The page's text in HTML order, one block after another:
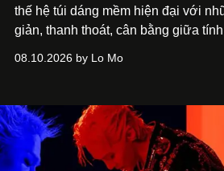
thế hệ túi dáng mềm hiện đại với
giản, thanh thoát, cân bằng giữa
08.10.2026 by Lo Mo